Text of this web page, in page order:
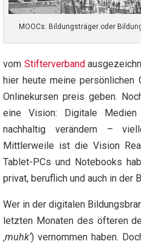
MOOCs: Bildungsträger oder
vom Stifterverband
hier heute meine persönlichen
Onlinekursen preis geben.
eine Vision: Digitale
nachhaltig verändern –
Mittlerweile ist die Vision
Tablet-PCs und Notebooks
privat, beruflich und auch in der
Wer in der digitalen
letzten Monaten des öfteren
‚muhk‘) vernommen haben.